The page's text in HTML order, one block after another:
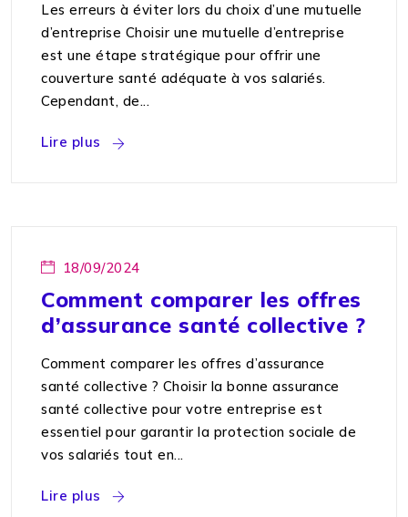
Les erreurs à éviter lors du choix d’une mutuelle
d’entreprise Choisir une mutuelle d’entreprise
est une étape stratégique pour offrir une
couverture santé adéquate à vos salariés.
Cependant, de...
Lire plus
18/09/2024
Comment comparer les offres
d’assurance santé collective ?
Comment comparer les offres d’assurance
santé collective ? Choisir la bonne assurance
santé collective pour votre entreprise est
essentiel pour garantir la protection sociale de
vos salariés tout en...
Lire plus